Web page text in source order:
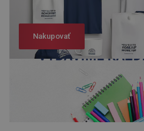
Nakupovať